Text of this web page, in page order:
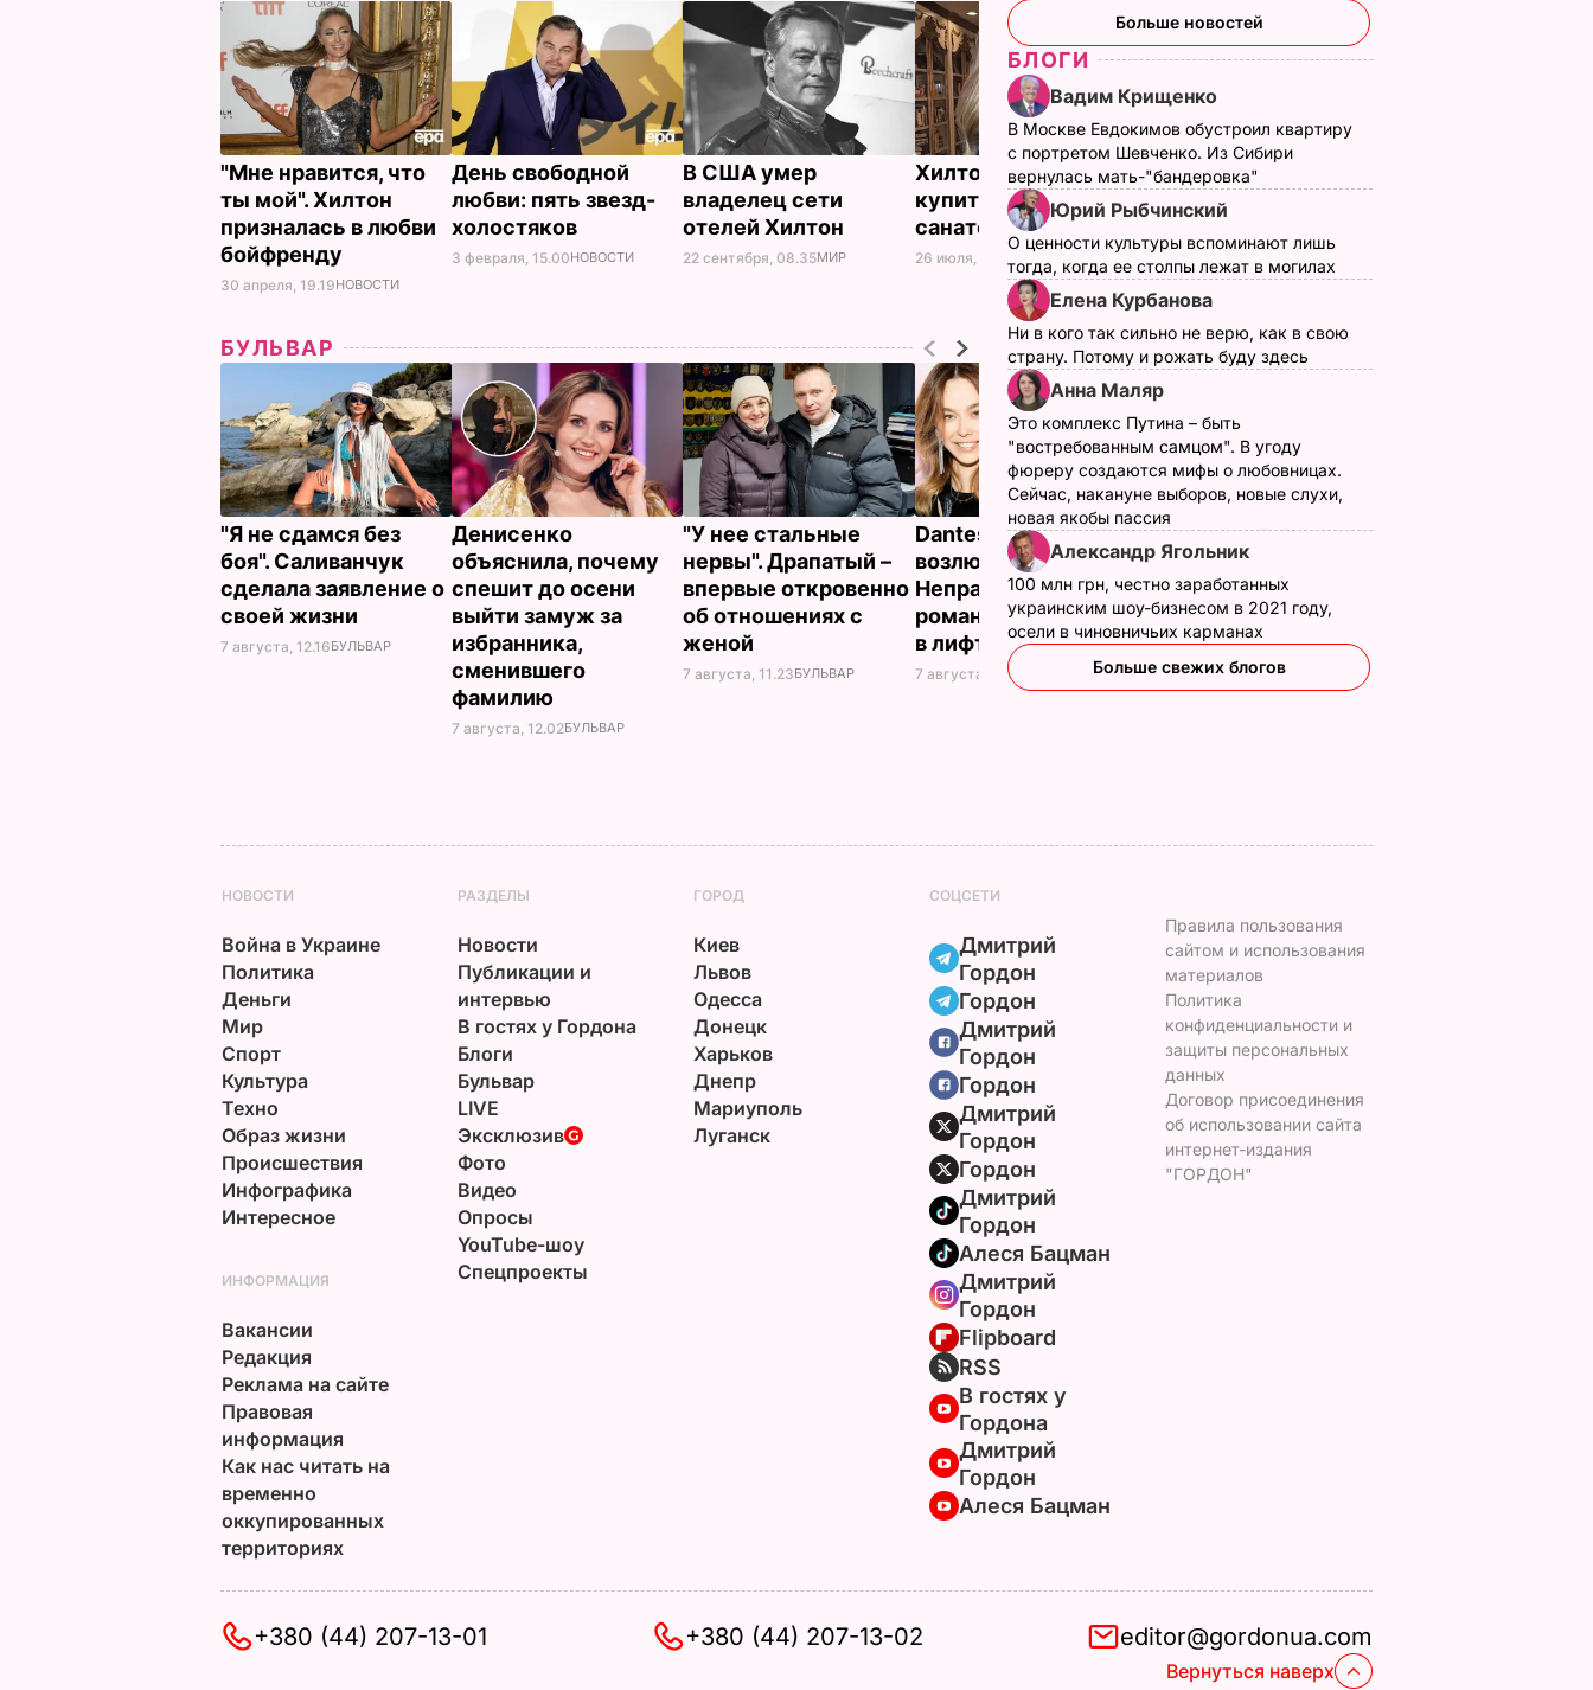
"Мне нравится, что
ты мой". Хилтон
призналась в любви
бойфренду
30 апреля, 19.19НОВОСТИ
День свободной
любви: пять звезд-
холостяков
3 февраля, 15.00НОВОСТИ
В США умер
владелец сети
отелей Хилтон
22 сентября, 08.35МИР
Хилтон намерена
купить украинский
санаторий
26 июля, 17.19 НОВОСТИ
БУЛЬВАР
"Я не сдамся без
боя". Саливанчук
сделала заявление о
своей жизни
7 августа, 12.16БУЛЬВАР
Денисенко
объяснила, почему
спешит до осени
выйти замуж за
избранника,
сменившего
фамилию
7 августа, 12.02БУЛЬВАР
"У нее стальные
нервы". Драпатый –
впервые откровенно
об отношениях с
женой
7 августа, 11.23БУЛЬВАР
Dantes и его новая
возлюбленная
Неправда сделали
романтическое фото
в лифте втроем
7 августа, 10.23
Пять минут – и
хрустящие горячие
бутерброды с
тягучим сыром
готовы. Рецепт
сочной начинки
Больше новостей
БЛОГИ
Вадим Крищенко
В Москве Евдокимов обустроил квартиру
с портретом Шевченко. Из Сибири
вернулась мать-"бандеровка"
Юрий Рыбчинский
О ценности культуры вспоминают лишь
тогда, когда ее столпы лежат в могилах
Елена Курбанова
Ни в кого так сильно не верю, как в свою
страну. Потому и рожать буду здесь
Анна Маляр
Это комплекс Путина – быть
"востребованным самцом". В угоду
фюреру создаются мифы о любовницах.
Сейчас, накануне выборов, новые слухи,
новая якобы пассия
Александр Ягольник
100 млн грн, честно заработанных
украинским шоу-бизнесом в 2021 году,
осели в чиновничьих карманах
Больше свежих блогов
НОВОСТИ
Война в Украине
Политика
Деньги
Мир
Спорт
Культура
Техно
Образ жизни
Происшествия
Инфографика
Интересное
РАЗДЕЛЫ
Новости
Публикации и
интервью
В гостях у Гордона
Блоги
Бульвар
LIVE
Эксклюзив
Фото
Видео
Опросы
YouTube-шоу
Спецпроекты
ГОРОД
Киев
Львов
Одесса
Донецк
Харьков
Днепр
Мариуполь
Луганск
СОЦСЕТИ
Дмитрий
Гордон
Гордон
Дмитрий
Гордон
Гордон
Дмитрий
Гордон
Гордон
Дмитрий
Гордон
Алеся Бацман
Дмитрий
Гордон
Flipboard
RSS
В гостях у
Гордона
Дмитрий
Гордон
Алеся Бацман
ИНФОРМАЦИЯ
Вакансии
Редакция
Реклама на сайте
Правовая
информация
Как нас читать на
временно
оккупированных
территориях
Правила пользования
сайтом и использования
материалов
Политика
конфиденциальности и
защиты персональных
данных
Договор присоединения
об использовании сайта
интернет-издания
"ГОРДОН"
+380 (44) 207-13-01 +380 (44) 207-13-02 editor@gordonua.com
Вернуться наверх